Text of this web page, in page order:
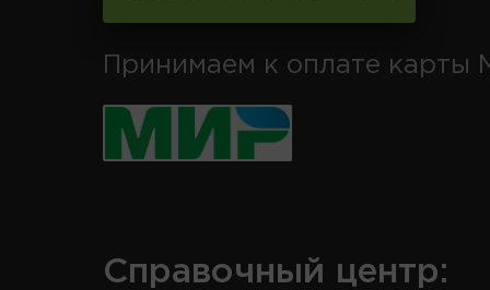
Принимаем к оплате карты
Справочный центр: